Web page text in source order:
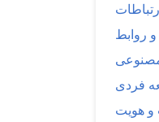
روابط
فردی
هویت